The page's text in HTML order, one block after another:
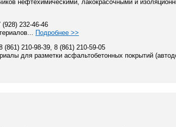
нефтехимическими, лакокрасочными и
232-46-46
Подробнее >>
(861) 210-98-39, 8 (861) 210-59-05
для разметки асфальтобетонных покрытий